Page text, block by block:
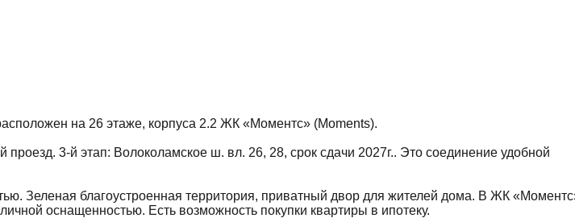
на 26 этаже, корпуса 2.2 ЖК «Моментс» (Moments).
проезд. 3-й этап: Волоколамское ш. вл. 26, 28, срок сдачи 2027г.. Это соединение удобной
Зеленая благоустроенная территория, приватный двор для жителей дома. В ЖК
оснащенностью. Есть возможность покупки квартиры в ипотеку.